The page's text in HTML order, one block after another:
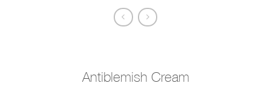
Antiblemish Cream